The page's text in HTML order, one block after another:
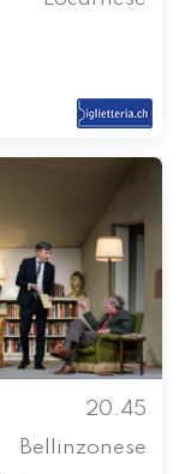
20.45
Bellinzonese